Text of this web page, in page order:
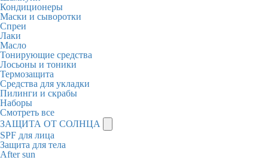
Кондиционеры
Маски и сыворотки
Спреи
Лаки
Масло
Тонирующие средства
Лосьоны и тоники
Термозащита
Средства для укладки
Пилинги и скрабы
Наборы
Смотреть все
ЗАЩИТА ОТ СОЛНЦА
SPF для лица
Защита для тела
After sun